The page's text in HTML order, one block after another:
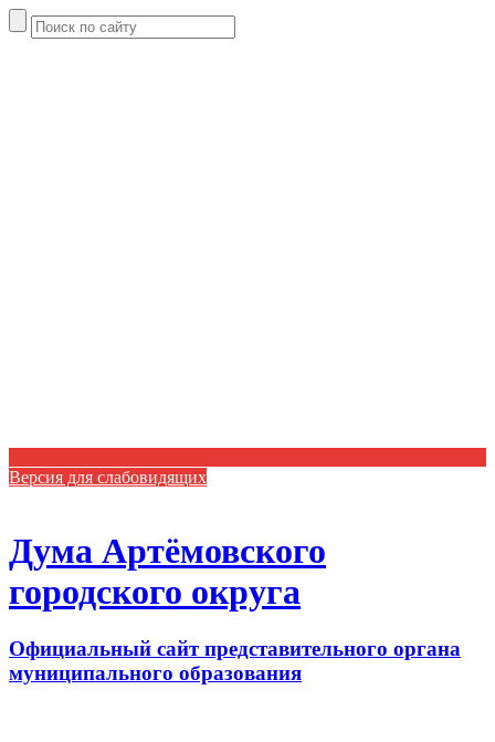
Версия для слабовидящих
Дума Артёмовского
городского округа
Официальный сайт представительного органа
муниципального образования